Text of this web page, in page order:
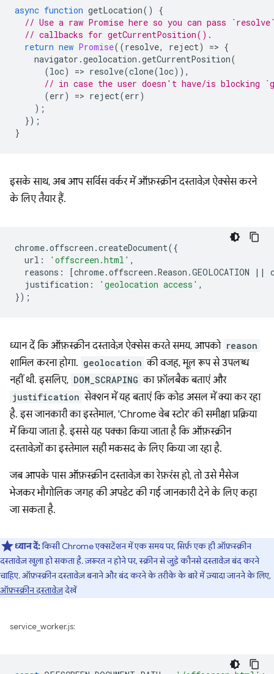
async function getLocation()
{
// Use a raw Promise here so you can pass
// callbacks for getCurrentPosition().
return new Promise((resolve, reject) => {
navigator .geolocation .getCurrentPosition(
(loc) => resolve(clone(loc)),
// in case the user doesn't have/is blocking
(err) => reject(err)
);
});
}
इसके साथ, अब आप सर्विस वर्कर में ऑफ़स्क्रीन दस्तावेज़ ऐक्सेस करने
के लिए तैयार हैं.
chrome.offscreen .createDocument({
url : 'offscreen.html' ,
reasons : [chrome.offscreen .Reason .GEOLOCATION ||
justification : 'geolocation access' ,
});
ध्यान दें कि ऑफ़स्क्रीन दस्तावेज़ ऐक्सेस करते समय, आपको reason
शामिल करना होगा. geolocation की वजह, मूल रूप से उपलब्ध
नहीं थी. इसलिए, DOM_SCRAPING का फ़ॉलबैक बताएं और
justification सेक्शन में यह बताएं कि कोड असल में क्या कर रहा
है. इस जानकारी का इस्तेमाल, 'Chrome वेब स्टोर' की समीक्षा प्रक्रिया
में किया जाता है. इससे यह पक्का किया जाता है कि ऑफ़स्क्रीन
दस्तावेज़ों का इस्तेमाल सही मकसद के लिए किया जा रहा है.
जब आपके पास ऑफ़स्क्रीन दस्तावेज़ का रेफ़रंस हो, तो उसे मैसेज
भेजकर भौगोलिक जगह की अपडेट की गई जानकारी देने के लिए कहा
जा सकता है.
ध्यान दें:किसी Chrome एक्सटेंशन में एक समय पर, सिर्फ़ एक ही ऑफ़स्क्रीन
दस्तावेज़ खुला हो सकता है. ज़रूरत न होने पर, स्क्रीन से जुड़े कौनसे दस्तावेज़ बंद करने
चाहिए. ऑफ़स्क्रीन दस्तावेज़ बनाने और बंद करने के तरीके के बारे में ज़्यादा जानने के लिए,
ऑफ़स्क्रीन दस्तावेज़देखें
service_worker.js: